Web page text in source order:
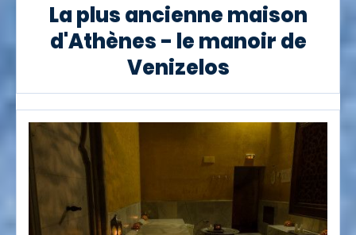
La plus ancienne maison
d'Athènes - le manoir de
Venizelos